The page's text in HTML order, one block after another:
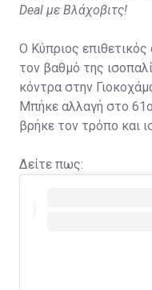
Deal με Βλάχοβιτς!
Ο Κύπριος
τον βαθμό της
κόντρα στην
Μπήκε αλλαγή στο
βρήκε τον τρόπο και
Δείτε πως: